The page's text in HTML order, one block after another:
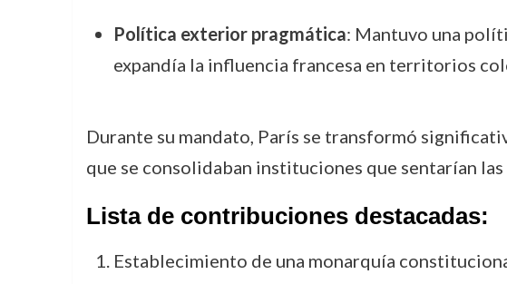
Política exterior pragmática: Mantuvo una
expandía la influencia francesa en territorios
Durante su mandato, París se transformó
que se consolidaban instituciones que sentarían
Lista de contribuciones destacadas:
Establecimiento de una monarquía